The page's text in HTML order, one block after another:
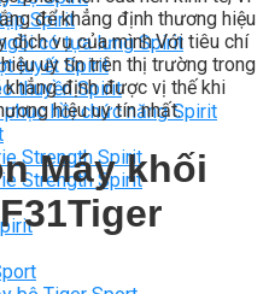
Spirit
có tựa lưng Spirit
tuyết Spirit
thuyền Spirit
hồi chức năng Spirit
Strength Spirit
Strength Spirit
để khẳng định thương hiệu
dịch vụ của mình.Với tiêu chí
uy tín trên thị trường trong
định được vị thế khi
hiệu uy tín nhất.
Máy khối